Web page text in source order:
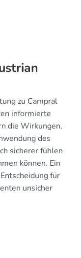
zu Campral
informierte
die Wirkungen,
des
sicherer fühlen
können. Ein
für
unsicher